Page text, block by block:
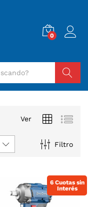
0
Ver
Filtro
6 Cuotas sin
Interés